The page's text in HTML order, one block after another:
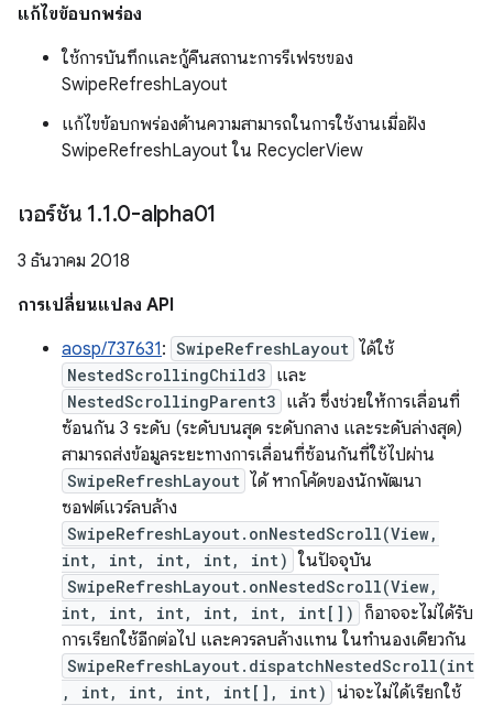
แก้ไขข้อบกพร่อง
ใช้การบันทึกและกู้คืนสถานะการรีเฟรชของ
SwipeRefreshLayout
แก้ไขข้อบกพร่องด้านความสามารถในการใช้งานเมื่อฝัง
SwipeRefreshLayout ใน RecyclerView
เวอร์ชัน 1.1.0-alpha01
3 ธันวาคม 2018
การเปลี่ยนแปลง API
aosp/737631: SwipeRefreshLayout ได้ใช้
NestedScrollingChild3 และ
NestedScrollingParent3 แล้ว ซึ่งช่วยให้การเลื่อนที่
ซ้อนกัน 3 ระดับ (ระดับบนสุด ระดับกลาง และระดับล่างสุด)
สามารถส่งข้อมูลระยะทางการเลื่อนที่ซ้อนกันที่ใช้ไปผ่าน
SwipeRefreshLayout ได้ หากโค้ดของนักพัฒนา
ซอฟต์แวร์ลบล้าง
SwipeRefreshLayout.onNestedScroll(View,
int, int, int, int, int) ในปัจจุบัน
SwipeRefreshLayout.onNestedScroll(View,
int, int, int, int, int, int[]) ก็อาจจะไม่ได้รับ
การเรียกใช้อีกต่อไป และควรลบล้างแทน ในทำนองเดียวกัน
SwipeRefreshLayout.dispatchNestedScroll(int
, int, int, int, int[], int) น่าจะไม่ได้เรียกใช้